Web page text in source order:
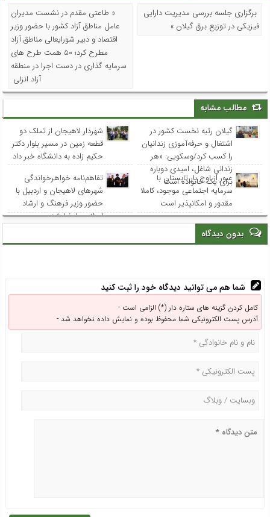
برگزاری جلسه بررسی مدیریت دارایی
فیزیکی در توزیع برق گیلان »
« طاعتی مقدم در نشست مدیران
عامل مناطق آزاد کشور با حضور وزیر
اقتصاد و دبیر شورایعالی مناطق آزاد
مطرح کرد؛ ۵۰ همت طرح های
سرمایه گذاری در دست اجرا در منطقه
آزاد انزلی
مطالب مشابه
گیلان رتبه نخست کشور در
اشتغال و حرفه‌آموزی زندانیان
را کسب کرد/وسکویی: «هر
زندانیِ شاغل، امیدی دوباره
برای یک خانواده است
شهردار لاهیجان از تملک دو
قطعه زمین در مسیر بلوار دکتر
حکیم زاده به دانشگاه خبر داد
عبور از اوج بار تابستان با
سرمایه اجتماعی موجود، کاملا
مقدور و امکانپذیر است
تفاهم‌نامه خواهرخواندگی
شهرهای لاهیجان و اردبیل با
حضور وزیر فرهنگ و ارشاد
اسلامی امضا شد
بدون دیدگاه
شما هم می توانید دیدگاه خود را ثبت کنید
کامل کردن گزینه های ستاره دار (*) الزامی است -
آدرس پست الکترونیکی شما محفوظ بوده و نمایش داده نخواهد شد -